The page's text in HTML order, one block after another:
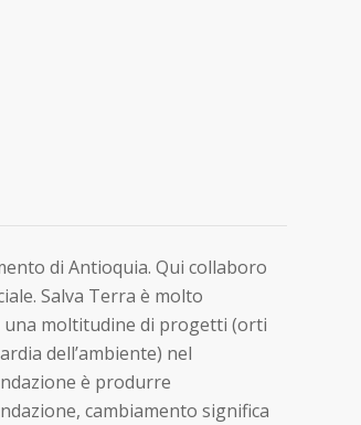
di Antioquia. Qui collaboro
Salva Terra è molto
una moltitudine di progetti (orti
dell’ambiente) nel
è produrre
cambiamento significa